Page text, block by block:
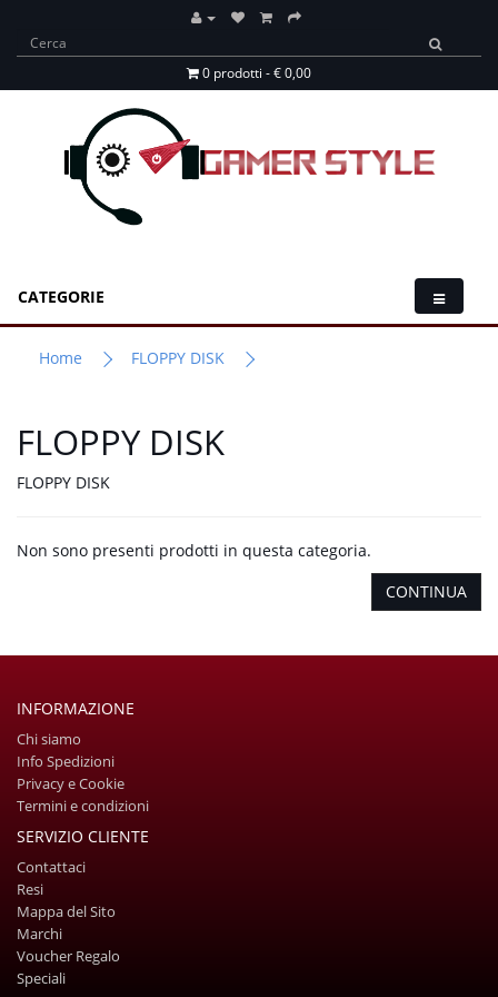
0 prodotti - € 0,00
CATEGORIE
Home FLOPPY DISK
FLOPPY DISK
FLOPPY DISK
Non sono presenti prodotti in questa categoria.
CONTINUA
INFORMAZIONE
Chi siamo
Info Spedizioni
Privacy e Cookie
Termini e condizioni
SERVIZIO CLIENTE
Contattaci
Resi
Mappa del Sito
Marchi
Voucher Regalo
Speciali